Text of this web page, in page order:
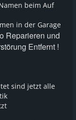
beim Auf
in der Garage
Reparieren und
Entfernt !
sind jetzt alle